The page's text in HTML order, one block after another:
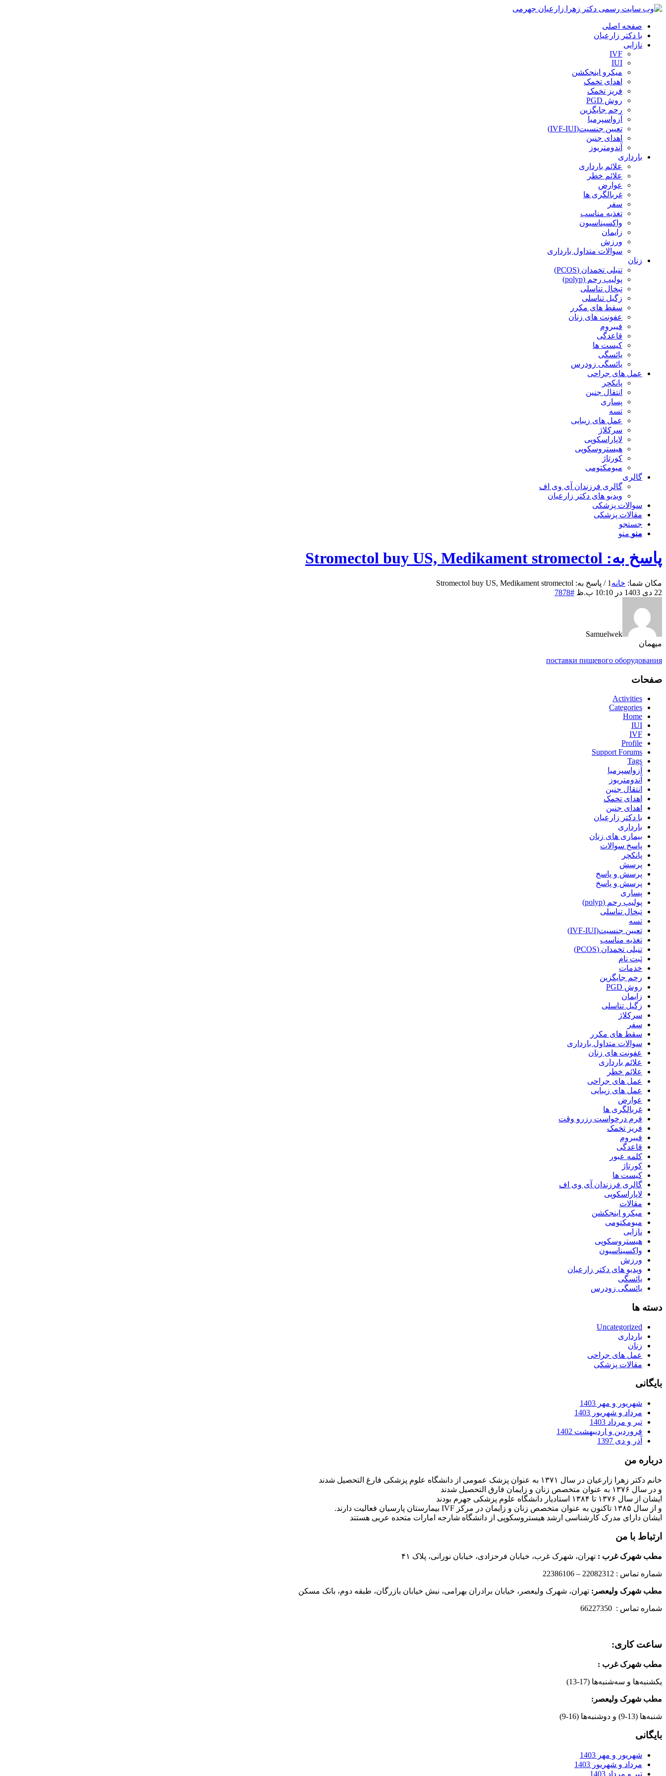
صفحه اصلی
با دکتر زارعیان
نازایی
IVF
IUI
میکرو اینجکشن
اهدای تخمک
فریز تخمک
روش PGD
رحم جایگزین
آزواسپرمیا
تعیین جنسیت(IVF-IUI)
اهدای جنین
آندومتریوز
بارداری
علائم بارداری
علائم خطر
عوارض
غربالگری ها
سفر
تغذیه مناسب
واکسیناسیون
زایمان
ورزش
سوالات متداول بارداری
زنان
تنبلی تخمدان (PCOS)
پولیپ رحم (polyp)
تبخال تناسلی
زگیل تناسلی
سقط های مکرر
عفونت های زنان
فیبروم
قاعدگی
کیست ها
یائسگی
یائسگی زودرس
عمل های جراحی
پانکچر
انتقال جنین
پساری
تسه
عمل های زیبایی
سرکلاژ
لاپاراسکوپی
هیستروسکوپی
کورتاژ
میومکتومی
گالری
گالری فرزندان آی وی اف
ویدیو های دکتر زارعیان
سوالات پزشکی
مقالات پزشکی
جستجو
منو منو
پاسخ به: Stromectol buy US, Medikament stromectol
مکان شما: خانه 1
/ پاسخ به: Stromectol buy US, Medikament stromectol
22 دی 1403 در 10:10 ب.ظ
#7878
Samuelwek
میهمان
поставки пищевого оборудования
صفحات
Activities
Categories
Home
IUI
IVF
Profile
Support Forums
Tags
آزواسپرمیا
آندومتریوز
انتقال جنین
اهدای تخمک
اهدای جنین
با دکتر زارعیان
بارداری
بیماری های زنان
پاسخ سوالات
پانکچر
پرسش
پرسش و پاسخ
پرسش و پاسخ
پساری
پولیپ رحم (polyp)
تبخال تناسلی
تسه
تعیین جنسیت(IVF-IUI)
تغذیه مناسب
تنبلی تخمدان (PCOS)
ثبت نام
خدمات
رحم جایگزین
روش PGD
زایمان
زگیل تناسلی
سرکلاژ
سفر
سقط های مکرر
سوالات متداول بارداری
عفونت های زنان
علائم بارداری
علائم خطر
عمل های جراحی
عمل های زیبایی
عوارض
غربالگری ها
فرم درخواست رزرو وقت
فریز تخمک
فیبروم
قاعدگی
کلمه عبور
کورتاژ
کیست ها
گالری فرزندان آی وی اف
لاپاراسکوپی
مقالات
میکرو اینجکشن
میومکتومی
نازایی
هیستروسکوپی
واکسیناسیون
ورزش
ویدیو های دکتر زارعیان
یائسگی
یائسگی زودرس
دسته ها
Uncategorized
بارداری
زنان
عمل های جراحی
مقالات پزشکی
بایگانی
شهریور و مهر 1403
مرداد و شهریور 1403
تیر و مرداد 1403
فروردین و اردیبهشت 1402
آذر و دی 1397
درباره من
خانم دکتر زهرا زارعیان در سال ۱۳۷۱ به عنوان پزشک عمومی از دانشگاه علوم پزشکی فارغ التحصیل شدند
و در سال ۱۳۷۶ به عنوان متخصص زنان و زایمان فارق التحصیل شدند
ایشان از سال ۱۳۷۶ تا ۱۳۸۴ استادیار دانشگاه علوم پزشکی جهرم بودند
و از سال ۱۳۸۵ تاکنون به عنوان متخصص زنان و زایمان در مرکز IVF بیمارستان پارسیان فعالیت دارند.
ایشان دارای مدرک کارشناسی ارشد هیستروسکوپی از دانشگاه شارجه امارات متحده عربی هستند
ارتباط با من
مطب شهرک غرب : تهران، شهرک غرب، خیابان فرحزادی، خیابان نورانی، پلاک ۴۱
شماره تماس : 22082312 – 22386106
مطب شهرک ولیعصر: تهران، شهرک ولیعصر، خیابان برادران بهرامی، نبش خیابان بازرگان، طبقه دوم، بانک مسکن
شماره تماس : 66227350
ساعت کاری:
مطب شهرک غرب :
یکشنبه‌ها و سه‌شنبه‌ها (17-13)
مطب شهرک ولیعصر:
شنبه‌ها (13-9) و دوشنبه‌ها (16-9)
بایگانی
شهریور و مهر 1403
مرداد و شهریور 1403
تیر و مرداد 1403